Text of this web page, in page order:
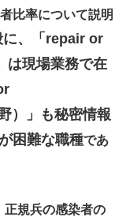
比率について説明
に、「repair or
は現場業務で在
）」も秘密情報
困難な職種であ
正規兵の感染者の